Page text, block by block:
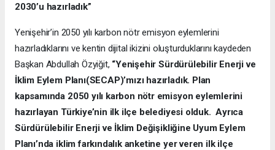
2030’u hazırladık”
Yenişehir’in 2050 yılı karbon nötr emisyon eylemlerini
hazırladıklarını ve kentin dijital ikizini oluşturduklarını kaydeden
Başkan Abdullah Özyiğit, “Yenişehir Sürdürülebilir Enerji ve
İklim Eylem Planı(SECAP)’mızı hazırladık. Plan
kapsamında 2050 yılı karbon nötr emisyon eylemlerini
hazırlayan Türkiye’nin ilk ilçe belediyesi olduk. Ayrıca
Sürdürülebilir Enerji ve İklim Değişikliğine Uyum Eylem
Planı’nda iklim farkındalık anketine yer veren ilk ilçe